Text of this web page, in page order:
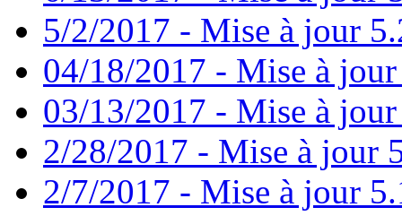
5/2/2017 - Mise à jour
04/18/2017 - Mise à
03/13/2017 - Mise à
2/28/2017 - Mise à jour
2/7/2017 - Mise à jour